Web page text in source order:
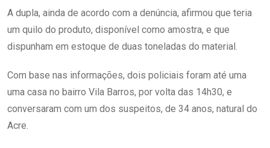
A dupla, ainda de acordo com a denúncia, afirmou que teria
um quilo do produto, disponível como amostra, e que
dispunham em estoque de duas toneladas do material.
Com base nas informações, dois policiais foram até uma
uma casa no bairro Vila Barros, por volta das 14h30, e
conversaram com um dos suspeitos, de 34 anos, natural do
Acre.